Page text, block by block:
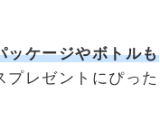
ッケージやボトルも
レゼントにぴった